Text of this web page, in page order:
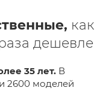
как
дешевле
35 лет. В
2600 моделей